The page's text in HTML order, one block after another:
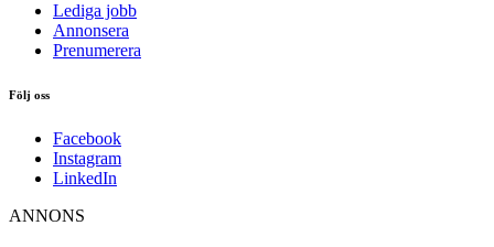
Lediga jobb
Annonsera
Prenumerera
Följ oss
Facebook
Instagram
LinkedIn
ANNONS